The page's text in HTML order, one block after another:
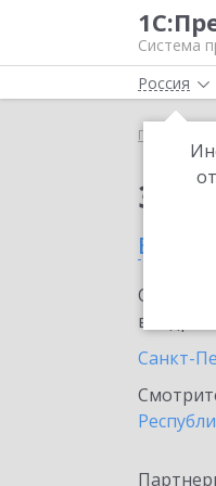
Система
Россия
Главная
в
Санкт-